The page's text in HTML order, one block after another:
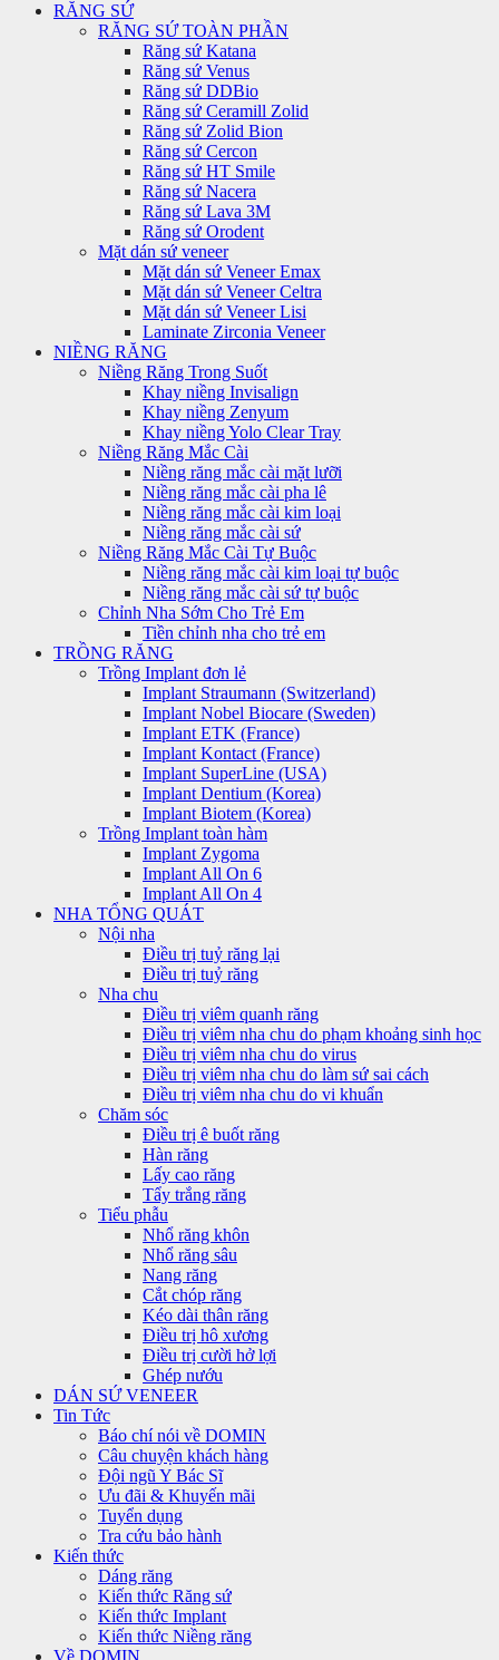
RĂNG SỨ
RĂNG SỨ TOÀN PHẦN
Răng sứ Katana
Răng sứ Venus
Răng sứ DDBio
Răng sứ Ceramill Zolid
Răng sứ Zolid Bion
Răng sứ Cercon
Răng sứ HT Smile
Răng sứ Nacera
Răng sứ Lava 3M
Răng sứ Orodent
Mặt dán sứ veneer
Mặt dán sứ Veneer Emax
Mặt dán sứ Veneer Celtra
Mặt dán sứ Veneer Lisi
Laminate Zirconia Veneer
NIỀNG RĂNG
Niềng Răng Trong Suốt
Khay niềng Invisalign
Khay niềng Zenyum
Khay niềng Yolo Clear Tray
Niềng Răng Mắc Cài
Niềng răng mắc cài mặt lưỡi
Niềng răng mắc cài pha lê
Niềng răng mắc cài kim loại
Niềng răng mắc cài sứ
Niềng Răng Mắc Cài Tự Buộc
Niềng răng mắc cài kim loại tự buộc
Niềng răng mắc cài sứ tự buộc
Chỉnh Nha Sớm Cho Trẻ Em
Tiền chỉnh nha cho trẻ em
TRỒNG RĂNG
Trồng Implant đơn lẻ
Implant Straumann (Switzerland)
Implant Nobel Biocare (Sweden)
Implant ETK (France)
Implant Kontact (France)
Implant SuperLine (USA)
Implant Dentium (Korea)
Implant Biotem (Korea)
Trồng Implant toàn hàm
Implant Zygoma
Implant All On 6
Implant All On 4
NHA TỔNG QUÁT
Nội nha
Điều trị tuỷ răng lại
Điều trị tuỷ răng
Nha chu
Điều trị viêm quanh răng
Điều trị viêm nha chu do phạm khoảng sinh học
Điều trị viêm nha chu do virus
Điều trị viêm nha chu do làm sứ sai cách
Điều trị viêm nha chu do vi khuẩn
Chăm sóc
Điều trị ê buốt răng
Hàn răng
Lấy cao răng
Tẩy trắng răng
Tiểu phẫu
Nhổ răng khôn
Nhổ răng sâu
Nang răng
Cắt chóp răng
Kéo dài thân răng
Điều trị hô xương
Điều trị cười hở lợi
Ghép nướu
DÁN SỨ VENEER
Tin Tức
Báo chí nói về DOMIN
Câu chuyện khách hàng
Đội ngũ Y Bác Sĩ
Ưu đãi & Khuyến mãi
Tuyển dụng
Tra cứu bảo hành
Kiến thức
Dáng răng
Kiến thức Răng sứ
Kiến thức Implant
Kiến thức Niềng răng